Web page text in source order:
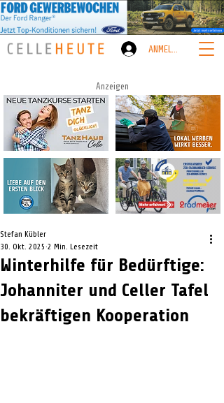
ANMELDEN
Anzeigen
Winterhilfe für Bedürftige:
Johanniter und Celler Tafel
bekräftigen Kooperation
Stefan Kübler
30. Okt. 2025 2 Min. Lesezeit